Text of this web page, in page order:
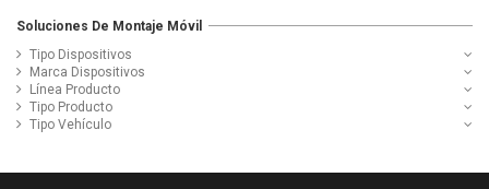
Soluciones De Montaje Móvil
Tipo Dispositivos
Marca Dispositivos
Línea Producto
Tipo Producto
Tipo Vehículo